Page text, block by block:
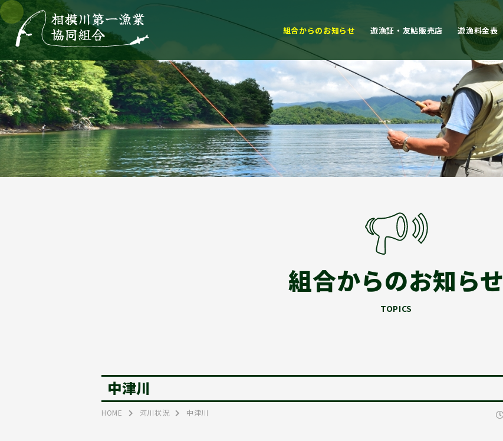
組合からのお知らせ 遊漁証・友鮎販売店 遊漁料金表
組合からのお知らせ
TOPICS
中津川
HOME 河川状況 中津川